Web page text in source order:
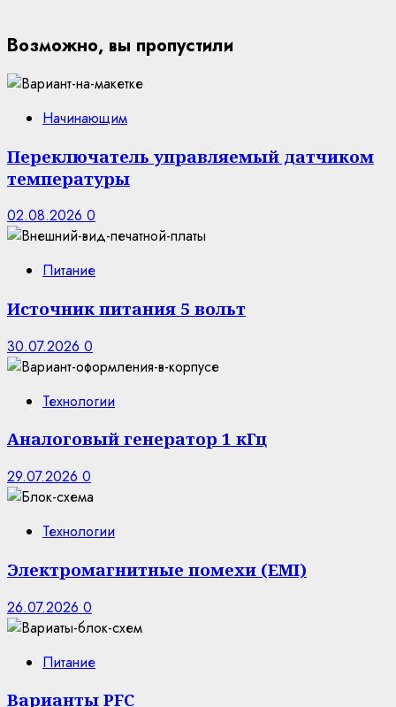
Возможно, вы пропустили
Начинающим
Переключатель управляемый датчиком
температуры
02.08.2026 0
Питание
Источник питания 5 вольт
30.07.2026 0
Технологии
Аналоговый генератор 1 кГц
29.07.2026 0
Технологии
Электромагнитные помехи (EMI)
26.07.2026 0
Питание
Варианты PFC